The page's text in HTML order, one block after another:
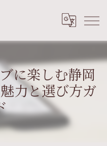
に楽しむ静岡
力と選び方ガ